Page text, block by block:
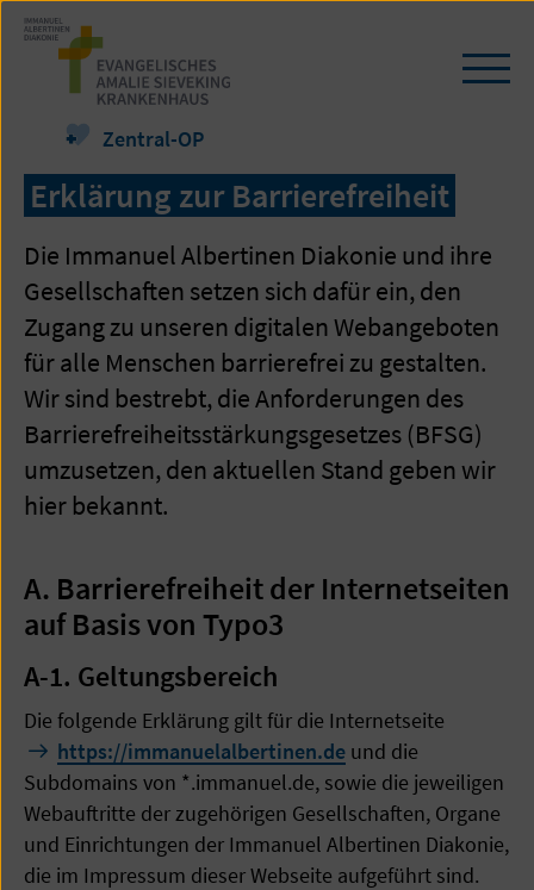
Zum
Seiteninhalt
springen
Zentral-OP
Erklärung zur Barrierefreiheit
Die Immanuel Albertinen Diakonie und ihre
Gesellschaften setzen sich dafür ein, den
Zugang zu unseren digitalen Webangeboten
für alle Menschen barrierefrei zu gestalten.
Wir sind bestrebt, die Anforderungen des
Barrierefreiheitsstärkungsgesetzes (BFSG)
umzusetzen, den aktuellen Stand geben wir
hier bekannt.
A. Barrierefreiheit der Internetseiten
auf Basis von Typo3
A-1. Geltungsbereich
Die folgende Erklärung gilt für die Internetseite
https://immanuelalbertinen.de und die
Subdomains von *.immanuel.de, sowie die jeweiligen
Webauftritte der zugehörigen Gesellschaften, Organe
und Einrichtungen der Immanuel Albertinen Diakonie,
die im Impressum dieser Webseite aufgeführt sind.